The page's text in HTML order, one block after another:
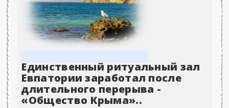
Единственный ритуальный зал
Евпатории заработал после
длительного перерыва -
«Общество Крыма»..